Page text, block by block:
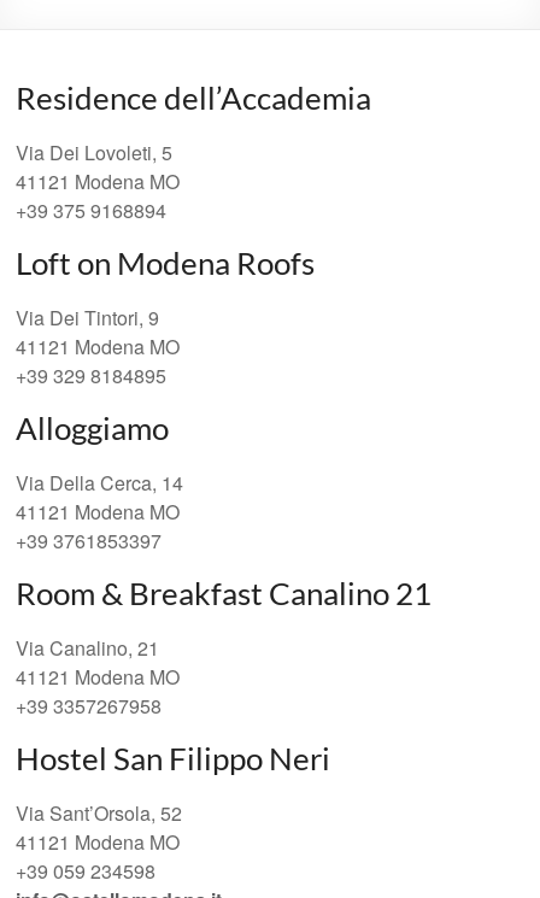
Residence dell’Accademia
Via Dei Lovoleti, 5
41121 Modena MO
+39 375 9168894
Loft on Modena Roofs
Via Dei Tintori, 9
41121 Modena MO
+39 329 8184895
Alloggiamo
Via Della Cerca, 14
41121 Modena MO
+39 3761853397
Room & Breakfast Canalino 21
Via Canalino, 21
41121 Modena MO
+39 3357267958
Hostel San Filippo Neri
Via Sant’Orsola, 52
41121 Modena MO
+39 059 234598